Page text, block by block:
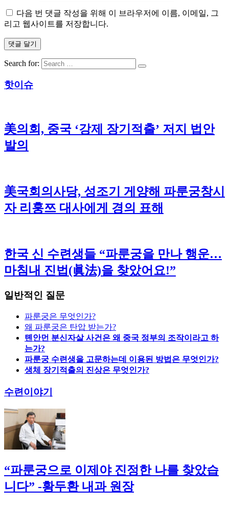
다음 번 댓글 작성을 위해 이 브라우저에 이름, 이메일, 그
리고 웹사이트를 저장합니다.
Search for:
핫이슈
美의회, 중국 ‘강제 장기적출’ 저지 법안
발의
美국회의사당, 성조기 게양해 파룬궁창시
자 리훙쯔 대사에게 경의 표해
한국 신 수련생들 “파룬궁을 만나 행운…
마침내 진법(眞法)을 찾았어요!”
일반적인 질문
파룬궁은 무엇인가?
왜 파룬궁은 탄압 받는가?
톈안먼 분신자살 사건은 왜 중국 정부의 조작이라고 하
는가?
파룬궁 수련생을 고문하는데 이용된 방법은 무엇인가?
생체 장기적출의 진상은 무엇인가?
수련이야기
“파룬궁으로 이제야 진정한 나를 찾았습
니다” -황두환 내과 원장